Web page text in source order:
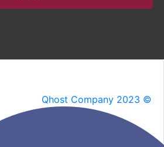
Qhost Company 2023 ©